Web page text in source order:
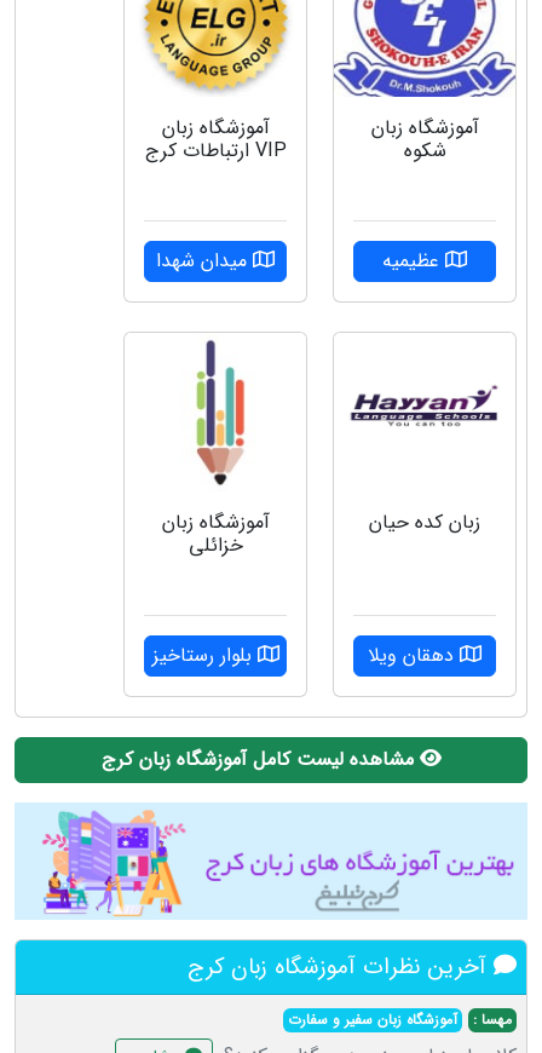
آموزشگاه زبان
شکوه
عظیمیه
آموزشگاه زبان
VIP ارتباطات کرج
میدان شهدا
زبان کده حیان
دهقان ویلا
آموزشگاه زبان
خزائلی
بلوار رستاخیز
مشاهده لیست کامل آموزشگاه زبان کرج
آخرین نظرات آموزشگاه زبان کرج
مهسا : آموزشگاه زبان سفیر و سفارت